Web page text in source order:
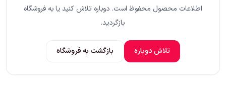
اطلاعات محصول محفوظ است. دوباره تلاش کنید یا به فروشگاه
بازگردید.
تلاش دوباره بازگشت به فروشگاه